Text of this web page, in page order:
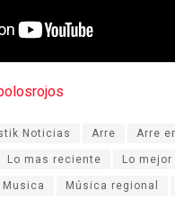
Noticias Arre Arre
Lo mas reciente Lo mejor
Musica Música regional